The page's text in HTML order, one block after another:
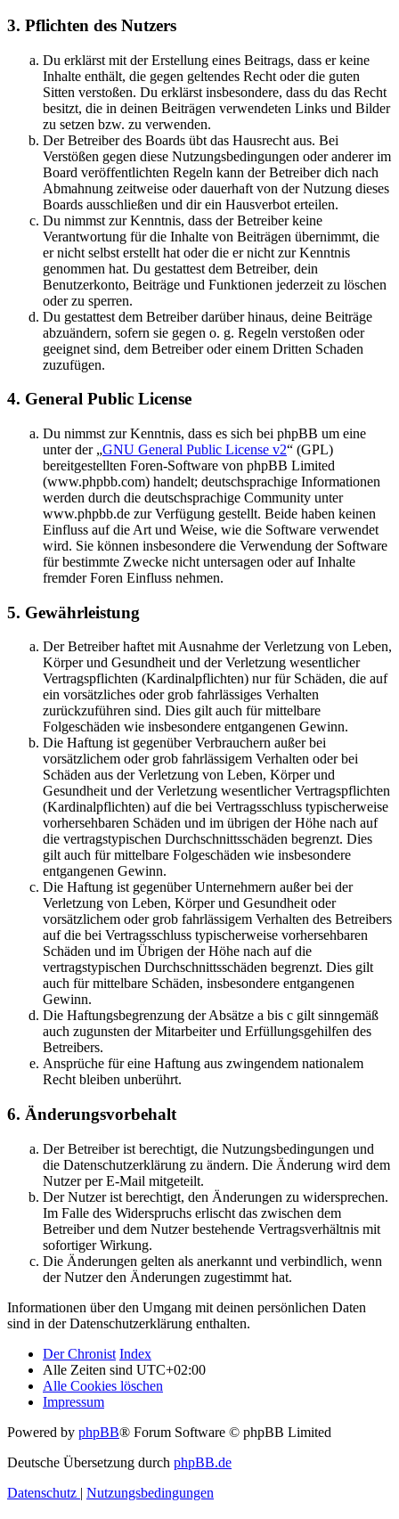
3. Pflichten des Nutzers
Du erklärst mit der Erstellung eines Beitrags, dass er keine
Inhalte enthält, die gegen geltendes Recht oder die guten
Sitten verstoßen. Du erklärst insbesondere, dass du das Recht
besitzt, die in deinen Beiträgen verwendeten Links und Bilder
zu setzen bzw. zu verwenden.
Der Betreiber des Boards übt das Hausrecht aus. Bei
Verstößen gegen diese Nutzungsbedingungen oder anderer im
Board veröffentlichten Regeln kann der Betreiber dich nach
Abmahnung zeitweise oder dauerhaft von der Nutzung dieses
Boards ausschließen und dir ein Hausverbot erteilen.
Du nimmst zur Kenntnis, dass der Betreiber keine
Verantwortung für die Inhalte von Beiträgen übernimmt, die
er nicht selbst erstellt hat oder die er nicht zur Kenntnis
genommen hat. Du gestattest dem Betreiber, dein
Benutzerkonto, Beiträge und Funktionen jederzeit zu löschen
oder zu sperren.
Du gestattest dem Betreiber darüber hinaus, deine Beiträge
abzuändern, sofern sie gegen o. g. Regeln verstoßen oder
geeignet sind, dem Betreiber oder einem Dritten Schaden
zuzufügen.
4. General Public License
Du nimmst zur Kenntnis, dass es sich bei phpBB um eine
unter der „GNU General Public License v2“ (GPL)
bereitgestellten Foren-Software von phpBB Limited
(www.phpbb.com) handelt; deutschsprachige Informationen
werden durch die deutschsprachige Community unter
www.phpbb.de zur Verfügung gestellt. Beide haben keinen
Einfluss auf die Art und Weise, wie die Software verwendet
wird. Sie können insbesondere die Verwendung der Software
für bestimmte Zwecke nicht untersagen oder auf Inhalte
fremder Foren Einfluss nehmen.
5. Gewährleistung
Der Betreiber haftet mit Ausnahme der Verletzung von Leben,
Körper und Gesundheit und der Verletzung wesentlicher
Vertragspflichten (Kardinalpflichten) nur für Schäden, die auf
ein vorsätzliches oder grob fahrlässiges Verhalten
zurückzuführen sind. Dies gilt auch für mittelbare
Folgeschäden wie insbesondere entgangenen Gewinn.
Die Haftung ist gegenüber Verbrauchern außer bei
vorsätzlichem oder grob fahrlässigem Verhalten oder bei
Schäden aus der Verletzung von Leben, Körper und
Gesundheit und der Verletzung wesentlicher Vertragspflichten
(Kardinalpflichten) auf die bei Vertragsschluss typischerweise
vorhersehbaren Schäden und im übrigen der Höhe nach auf
die vertragstypischen Durchschnittsschäden begrenzt. Dies
gilt auch für mittelbare Folgeschäden wie insbesondere
entgangenen Gewinn.
Die Haftung ist gegenüber Unternehmern außer bei der
Verletzung von Leben, Körper und Gesundheit oder
vorsätzlichem oder grob fahrlässigem Verhalten des Betreibers
auf die bei Vertragsschluss typischerweise vorhersehbaren
Schäden und im Übrigen der Höhe nach auf die
vertragstypischen Durchschnittsschäden begrenzt. Dies gilt
auch für mittelbare Schäden, insbesondere entgangenen
Gewinn.
Die Haftungsbegrenzung der Absätze a bis c gilt sinngemäß
auch zugunsten der Mitarbeiter und Erfüllungsgehilfen des
Betreibers.
Ansprüche für eine Haftung aus zwingendem nationalem
Recht bleiben unberührt.
6. Änderungsvorbehalt
Der Betreiber ist berechtigt, die Nutzungsbedingungen und
die Datenschutzerklärung zu ändern. Die Änderung wird dem
Nutzer per E-Mail mitgeteilt.
Der Nutzer ist berechtigt, den Änderungen zu widersprechen.
Im Falle des Widerspruchs erlischt das zwischen dem
Betreiber und dem Nutzer bestehende Vertragsverhältnis mit
sofortiger Wirkung.
Die Änderungen gelten als anerkannt und verbindlich, wenn
der Nutzer den Änderungen zugestimmt hat.
Informationen über den Umgang mit deinen persönlichen Daten
sind in der Datenschutzerklärung enthalten.
Der Chronist Index
Alle Zeiten sind UTC+02:00
Alle Cookies löschen
Impressum
Powered by phpBB® Forum Software © phpBB Limited
Deutsche Übersetzung durch phpBB.de
Datenschutz | Nutzungsbedingungen